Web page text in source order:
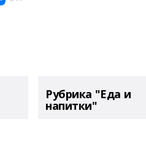
Рубрика "Еда и
напитки"